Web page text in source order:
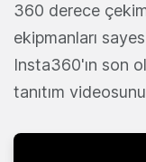
360 derece
ekipmanları
Insta360'ın son
tanıtım